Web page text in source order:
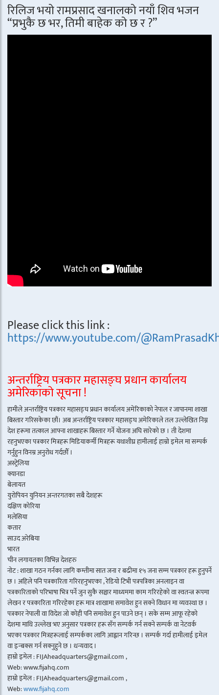
रिलिज भयो रामप्रसाद खनालको नयाँ शिव भजन
“प्रभुकै छ भर, तिमी बाहेक को छ र ?”
Please click this link :
https://www.youtube.com/
अन्तर्राष्ट्रिय पत्रकार महासङ्घ प्रधान कार्यालय
अमेरिकाको सूचना !
हामीले अन्तर्राष्ट्रिय पत्रकार महासङ्घ प्रधान कार्यालय अमेरिकाको नेपाल र जापानमा शाखा
बिस्तार गरिसकेका छौं। अब अन्तर्राष्ट्रिय पत्रकार महासङ्घ अमेरिकाले तल उल्लेखित निम्न
देश हरूमा तत्काल आफ्ना शाखाहरू बिस्तार गर्ने योजना अघि सारेको छ । ती देशमा
रहनुभएका पत्रकार मित्रहरू मिडियाकर्मी मित्रहरू यथाशीघ्र हामीलाई हाम्रो इमेल मा सम्पर्क
गर्नुहुन विनम्र अनुरोध गर्दछौँ ।
अस्ट्रेलिया
क्यानडा
बेलायत
युरोपियन युनियन अन्तरगतका सबै देशहरू
दक्षिण कोरिया
मलेसिया
कतार
साउद अरेबिया
भारत
चीन लगायतका विभिन्न देशहरु
नोट : शाखा गठन गर्नका लागि कम्तीमा सात जना र बढीमा १५ जना सम्म पत्रकार हरू हुनुपर्ने
छ । अहिले पनि पत्रकारिता गरिरहनुभएका , रेडियो टिभी पत्रपत्रिका अनलाइन वा
पत्रकारिताको परिभाषा भित्र पर्ने जुन सुकै सञ्चार माध्यममा काम गरिरहेको वा स्वतन्त्र रूपमा
लेखन र पत्रकारिता गरिरहेका हरू मात्र शाखामा समावेश हुन सक्ने विधान मा व्यवस्था छ ।
पत्रकार नेपाली वा विदेश जो कोही पनि समावेश हुन पाउने छन् । सके सम्म आफू रहेको
देशमा माथि उल्लेख भए अनुसार पत्रकार हरू सँग सम्पर्क गर्न सक्ने सम्पर्क वा नेटवर्क
भएका पत्रकार मित्रहरूलाई सम्पर्कका लागि आह्वान गरिन्छ । सम्पर्क गर्दा हामीलाई इमेल
वा इन्बक्स गर्न सक्नुहुने छ । धन्यवाद ।
हाम्रो इमेल : FIJAheadquarters@gmail.com ,
Web: www.fijahq.com
हाम्रो इमेल : FIJAheadquarters@gmail.com ,
Web:www.fijahq.com